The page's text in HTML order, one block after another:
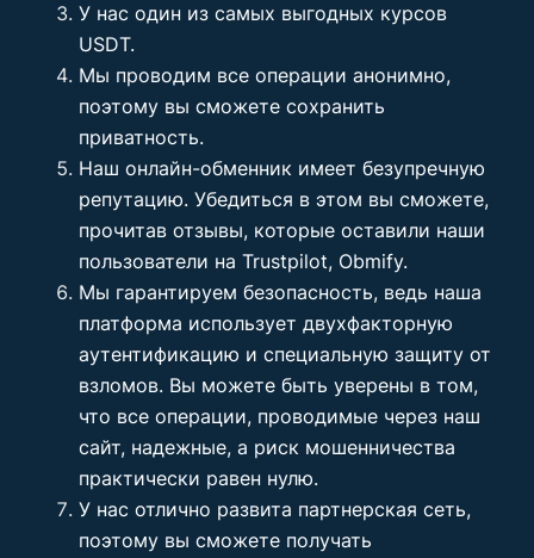
У нас один из самых выгодных курсов
USDT.
Мы проводим все операции анонимно,
поэтому вы сможете сохранить
приватность.
Наш онлайн-обменник имеет безупречную
репутацию. Убедиться в этом вы сможете,
прочитав отзывы, которые оставили наши
пользователи на Trustpilot, Obmify.
Мы гарантируем безопасность, ведь наша
платформа использует двухфакторную
аутентификацию и специальную защиту от
взломов. Вы можете быть уверены в том,
что все операции, проводимые через наш
сайт, надежные, а риск мошенничества
практически равен нулю.
У нас отлично развита партнерская сеть,
поэтому вы сможете получать